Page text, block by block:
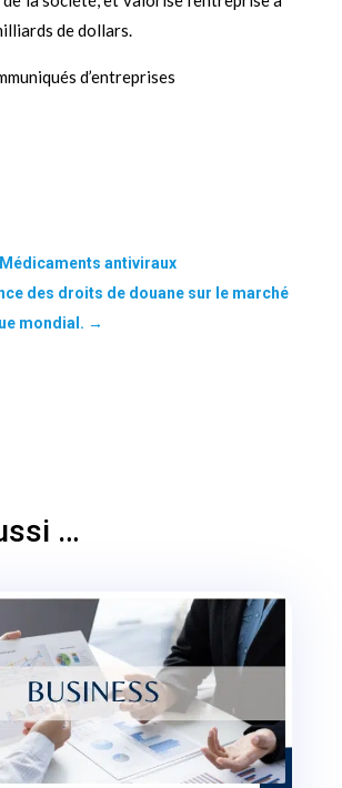
de dollars.
d’entreprises
antiviraux
des droits de douane sur le marché
mondial. →
…